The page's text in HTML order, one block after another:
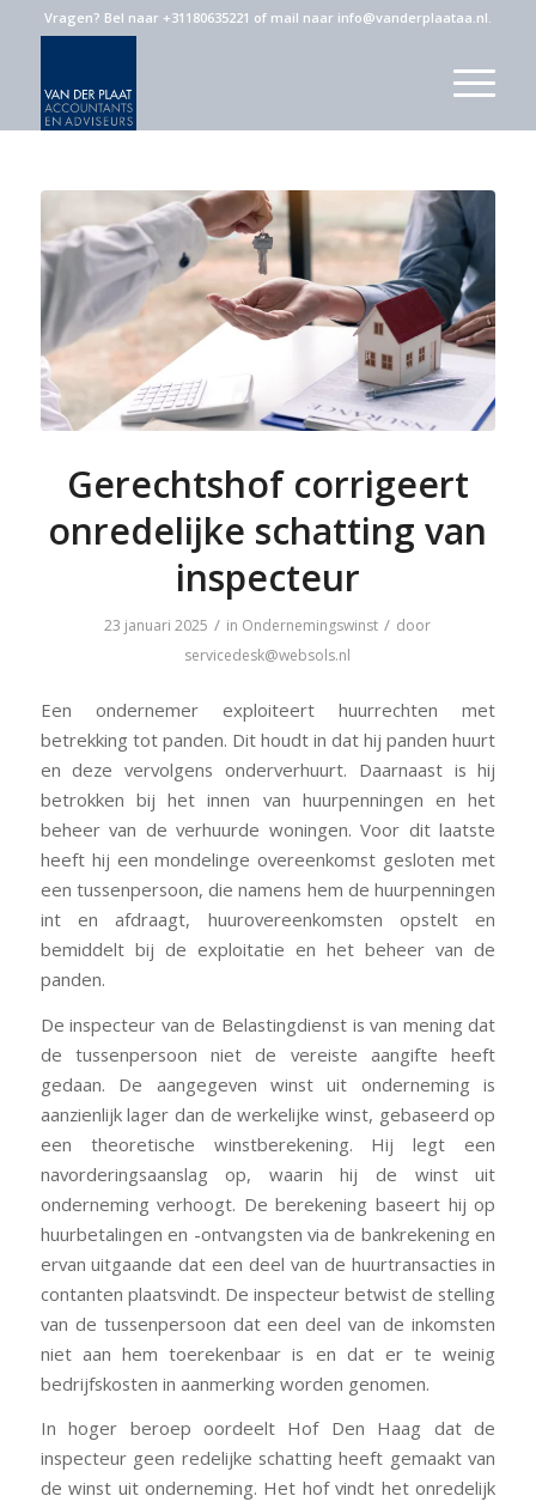
Vragen? Bel naar +31180635221 of mail naar info@vanderplaataa.nl.
Gerechtshof corrigeert
onredelijke schatting van
inspecteur
23 januari 2025 / in Ondernemingswinst / door
servicedesk@websols.nl
Een ondernemer exploiteert huurrechten met
betrekking tot panden. Dit houdt in dat hij panden huurt
en deze vervolgens onderverhuurt. Daarnaast is hij
betrokken bij het innen van huurpenningen en het
beheer van de verhuurde woningen. Voor dit laatste
heeft hij een mondelinge overeenkomst gesloten met
een tussenpersoon, die namens hem de huurpenningen
int en afdraagt, huurovereenkomsten opstelt en
bemiddelt bij de exploitatie en het beheer van de
panden.
De inspecteur van de Belastingdienst is van mening dat
de tussenpersoon niet de vereiste aangifte heeft
gedaan. De aangegeven winst uit onderneming is
aanzienlijk lager dan de werkelijke winst, gebaseerd op
een theoretische winstberekening. Hij legt een
navorderingsaanslag op, waarin hij de winst uit
onderneming verhoogt. De berekening baseert hij op
huurbetalingen en -ontvangsten via de bankrekening en
ervan uitgaande dat een deel van de huurtransacties in
contanten plaatsvindt. De inspecteur betwist de stelling
van de tussenpersoon dat een deel van de inkomsten
niet aan hem toerekenbaar is en dat er te weinig
bedrijfskosten in aanmerking worden genomen.
In hoger beroep oordeelt Hof Den Haag dat de
inspecteur geen redelijke schatting heeft gemaakt van
de winst uit onderneming. Het hof vindt het onredelijk